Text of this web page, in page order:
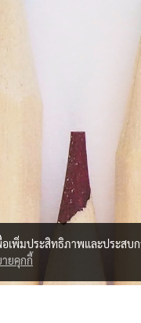
อเพิ่มประสิทธิภาพและประสบ
ยคุกกี้